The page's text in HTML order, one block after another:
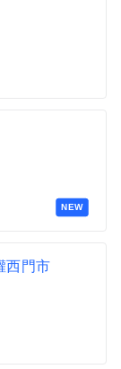
NEW
西門市